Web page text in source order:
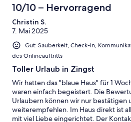
10/10 – Hervorragend
Christin S.
7. Mai 2025
Gut: Sauberkeit, Check-in,
des Onlineauftritts
Toller Urlaub in Zingst
Wir hatten das "blaue Haus" für 1
waren einfach begeistert. Die
Urlaubern können wir nur bestätigen
weiterempfehlen. Im Haus direkt ist
mit viel Liebe eingerichtet. Der